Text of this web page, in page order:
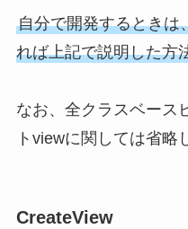
自分で開発するときは
れば上記で説明した方
なお、全クラスベース
トviewに関しては省略
CreateView